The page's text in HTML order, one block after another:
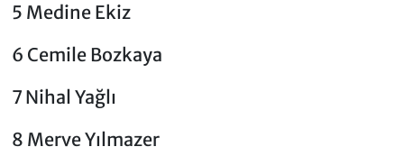
5 Medine Ekiz
6 Cemile Bozkaya
7 Nihal Yağlı
8 Merve Yılmazer